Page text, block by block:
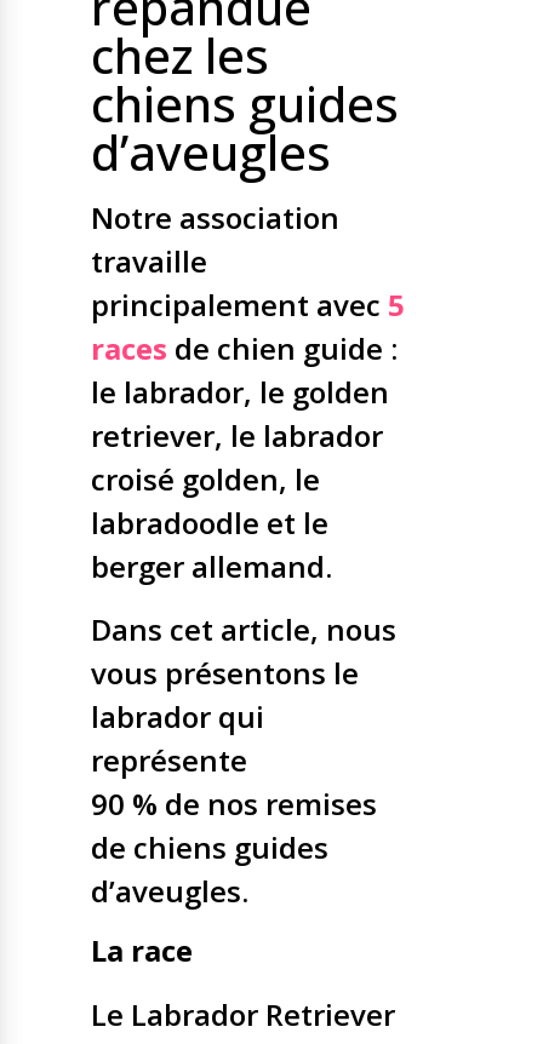
Nos solutions
Le chien guide d’aveugle
La canne blanche
électronique
Le Bemob
Formation & Rééducation
fonctionnelle
Formation
Rééducation fonctionnelle
Irremplaçables, la
série
Nous contacter
chez les
chiens guides
d’aveugles
Notre association
travaille
principalement avec 5
races de chien guide :
le labrador, le golden
retriever, le labrador
croisé golden, le
labradoodle et le
berger allemand.
Dans cet article, nous
vous présentons le
labrador qui
représente
90 % de nos remises
de chiens guides
d’aveugles.
La race
Le Labrador Retriever